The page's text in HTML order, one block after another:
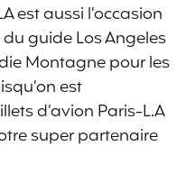
est aussi l’occasion
guide Los Angeles
Montagne pour les
est
d’avion Paris-L.A
super partenaire